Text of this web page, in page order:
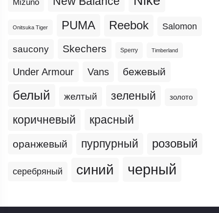
Mizuno
Onitsuka Tiger PUMA Reebok Salomon
saucony Skechers Sperry Timberland
Under Armour Vans бежевый
белый желтый зеленый золото
коричневый красный
оранжевый пурпурный розовый
серебряный синий черный